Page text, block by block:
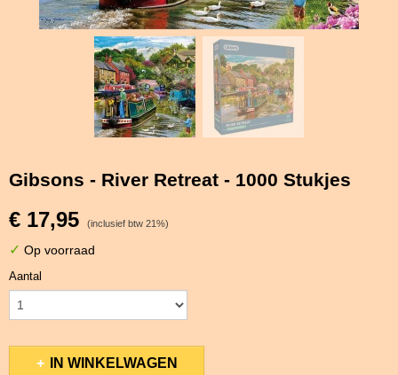
Gibsons - River Retreat - 1000 Stukjes
€ 17,95 (inclusief btw 21%)
✓ Op voorraad
Aantal
IN WINKELWAGEN